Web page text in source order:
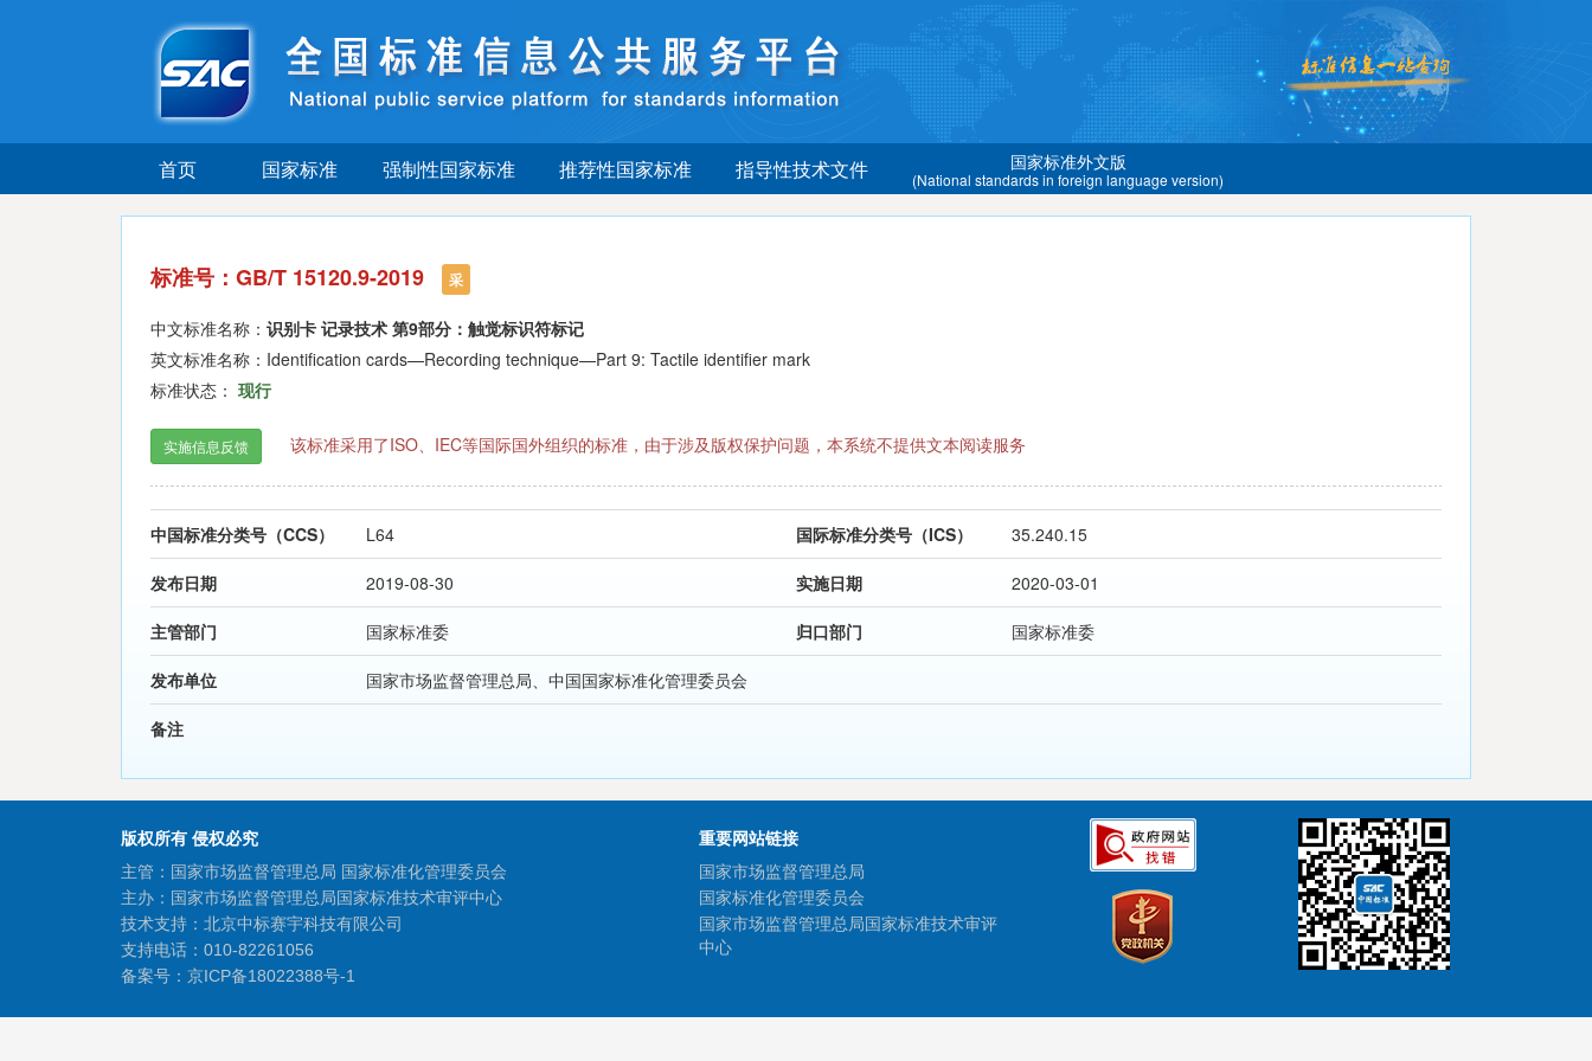
首页 国家标准 强制性国家标准 推荐性国家标准 指导性技术文件 国家标准外文版
(National standards in foreign language version)
标准号：GB/T 15120.9-2019 采
中文标准名称： 识别卡 记录技术 第9部分：触觉标识符标记
英文标准名称：Identification cards—Recording technique—Part 9: Tactile identifier mark
标准状态： 现行
实施信息反馈 该标准采用了ISO、IEC等国际国外组织的标准，由于涉及版权保护问题，本系统不提供文本阅读服务
中国标准分类号（CCS） L64 国际标准分类号（ICS） 35.240.15
发布日期 2019-08-30 实施日期 2020-03-01
主管部门 国家标准委 归口部门 国家标准委
发布单位 国家市场监督管理总局、中国国家标准化管理委员会
备注
版权所有 侵权必究
主管：国家市场监督管理总局 国家标准化管理委员会
主办：国家市场监督管理总局国家标准技术审评中心
技术支持：北京中标赛宇科技有限公司
支持电话：010-82261056
备案号： 京ICP备18022388号-1
重要网站链接
国家市场监督管理总局
国家标准化管理委员会
国家市场监督管理总局国家标准技术审评
中心